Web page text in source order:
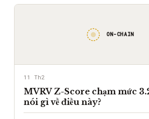
ON-CHAIN
11 Th2
MVRV Z-Score chạm mức
nói gì về điều này?